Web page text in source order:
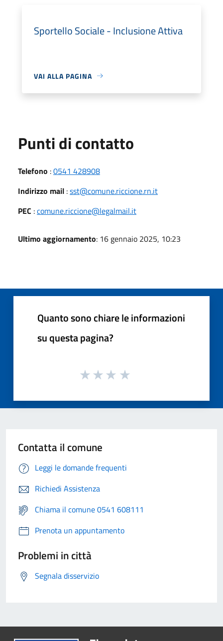
Sportello Sociale - Inclusione Attiva
VAI ALLA PAGINA
Punti di contatto
Telefono :0541 428908
Indirizzo mail :sst@comune.riccione.rn.it
PEC :comune.riccione@legalmail.it
Ultimo aggiornamento: 16 gennaio 2025, 10:23
Quanto sono chiare le informazioni
su questa pagina?
Contatta il comune
Leggi le domande frequenti
Richiedi Assistenza
Chiama il comune 0541 608111
Prenota un appuntamento
Problemi in città
Segnala disservizio